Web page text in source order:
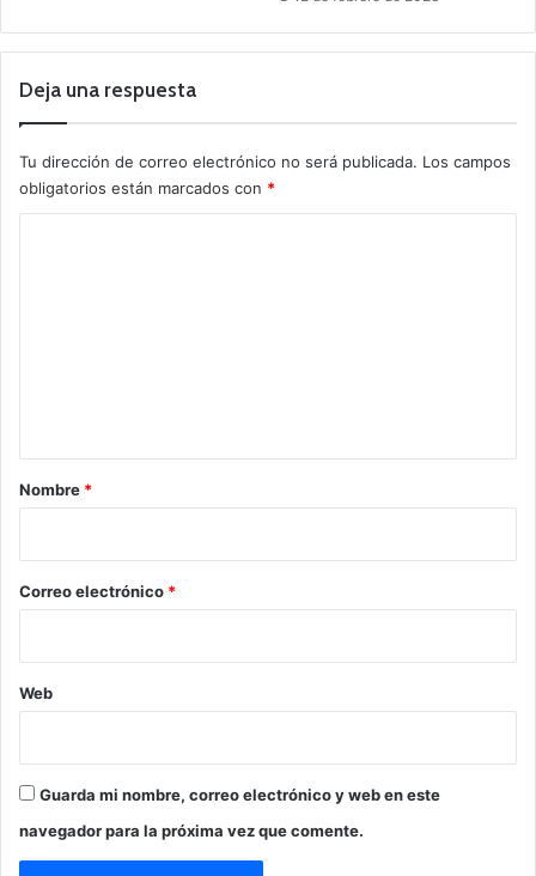
Deja una respuesta
Tu dirección de correo electrónico no será publicada. Los campos
obligatorios están marcados con *
r
*
Nombre *
Correo electrónico *
Web
Guarda mi nombre, correo electrónico y web en este
navegador para la próxima vez que comente.